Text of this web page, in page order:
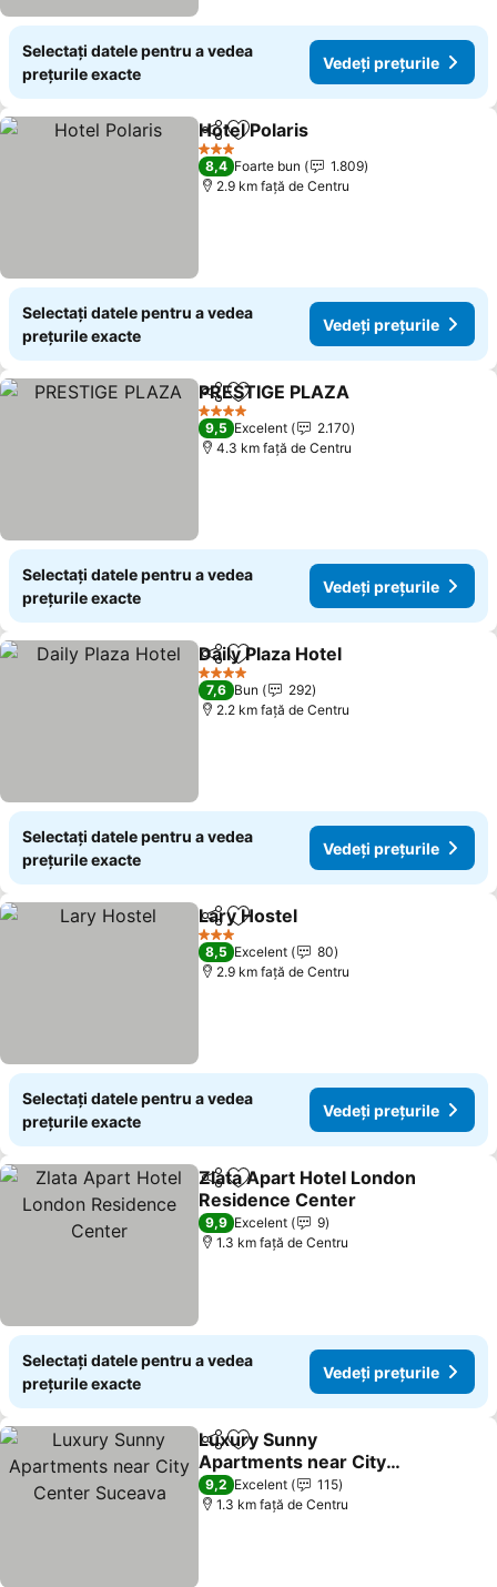
Selectați datele pentru a vedea
prețurile exacte
Vedeți prețurile
DistribuițiAdăugaţi la favorite
Hotel Polaris
3 Stele
8,4 Foarte bun
1.809
2.9 km faţă de Centru
Selectați datele pentru a vedea
prețurile exacte
Vedeți prețurile
DistribuițiAdăugaţi la favorite
PRESTIGE PLAZA
4 Stele
9,5 Excelent
2.170
4.3 km faţă de Centru
Selectați datele pentru a vedea
prețurile exacte
Vedeți prețurile
DistribuițiAdăugaţi la favorite
Daily Plaza Hotel
4 Stele
7,6 Bun
292
2.2 km faţă de Centru
Selectați datele pentru a vedea
prețurile exacte
Vedeți prețurile
DistribuițiAdăugaţi la favorite
Lary Hostel
3 Stele
8,5 Excelent
80
2.9 km faţă de Centru
Selectați datele pentru a vedea
prețurile exacte
Vedeți prețurile
DistribuițiAdăugaţi la favorite
Zlata Apart Hotel London
Residence Center
Vedeți prețurile
9,9 Excelent
9
1.3 km faţă de Centru
Selectați datele pentru a vedea
prețurile exacte
Vedeți prețurile
DistribuițiAdăugaţi la favorite
Luxury Sunny
Apartments near City
Center Suceava
Vedeți prețurile
9,2 Excelent
115
1.3 km faţă de Centru